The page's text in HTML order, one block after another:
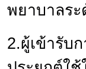
พยาบาลร
2.ผู้เข้ารับ